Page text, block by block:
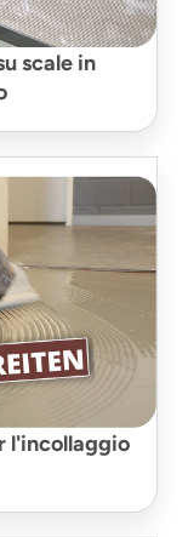
scale in
l'incollaggio